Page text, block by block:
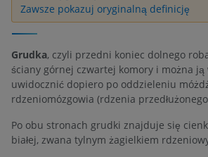
Zawsze pokazuj oryginalną definicję
Grudka, czyli przedni koniec dolnego
ściany górnej czwartej komory i można ją
uwidocznić dopiero po oddzieleniu
rdzeniomózgowia (rdzenia
Po obu stronach grudki znajduje się
białej, zwana tylnym żagielkiem